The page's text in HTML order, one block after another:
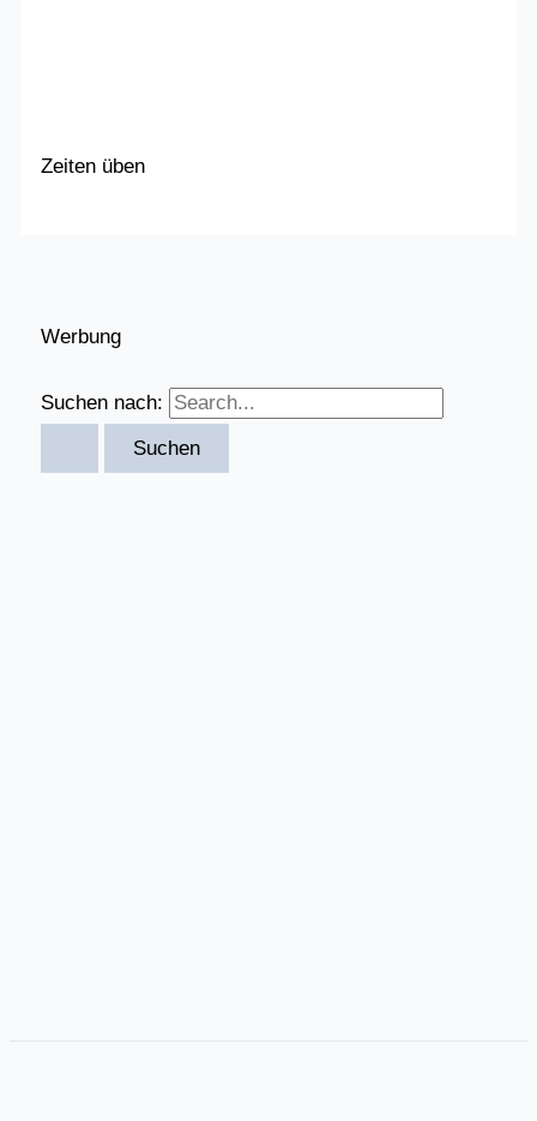
Zeiten üben
Werbung
Suchen nach: